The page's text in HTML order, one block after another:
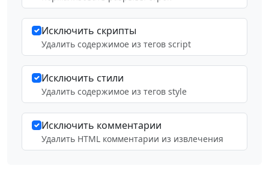
Исключить скрипты
Удалить содержимое из тегов script
Исключить стили
Удалить содержимое из тегов style
Исключить комментарии
Удалить HTML комментарии из извлечения